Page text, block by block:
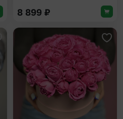
8 899 ₽
Добавить в избранное